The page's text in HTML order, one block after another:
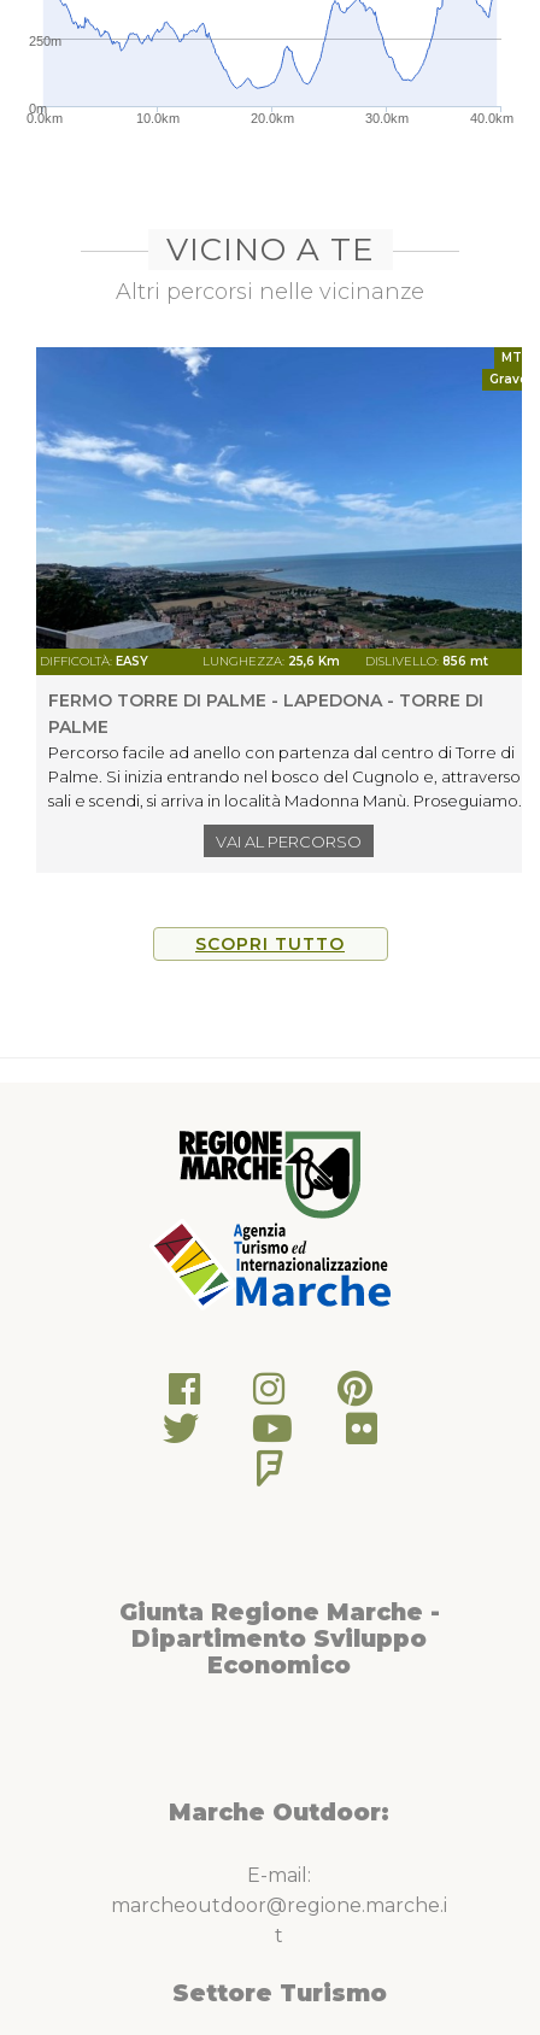
0.0km 10.0km 20.0km 30.0km 40.0km
0m
250m
VICINO A TE
Altri percorsi nelle vicinanze
MTB
Gravel
DIFFICOLTÀ: EASY LUNGHEZZA: 25,6 Km DISLIVELLO: 856 mt
FERMO TORRE DI PALME - LAPEDONA - TORRE DI
PALME
Percorso facile ad anello con partenza dal centro di Torre di
Palme. Si inizia entrando nel bosco del Cugnolo e, attraverso
sali e scendi, si arriva in località Madonna Manù. Proseguiamo
sia su strade asfaltate, bianche e sterrate per riportarci al
VAI AL PERCORSO
SCOPRI TUTTO
Giunta Regione Marche -
Dipartimento Sviluppo
Economico
Marche Outdoor:
E-mail:
marcheoutdoor@regione.marche.i
t
Settore Turismo